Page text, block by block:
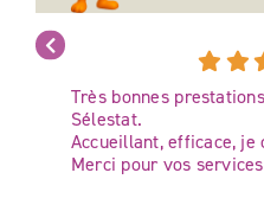
Très bonnes
Sélestat.
Accueillant, efficace,
Merci pour vos services